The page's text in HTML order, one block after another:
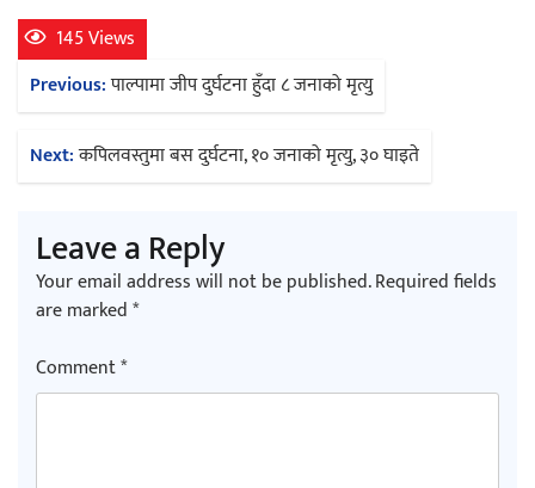
चलचित्र ‘माया भनेकै यस्तो होला’को शीर्ष गीत
सार्वजनिक
145 Views
Post
navigation
Previous:पाल्पामा जीप दुर्घटना हुँदा ८ जनाको मृत्यु
Next:कपिलवस्तुमा बस दुर्घटना, १० जनाको मृत्यु, ३० घाइते
Leave a Reply
Your email address will not be published.Required fields
are marked*
Comment*